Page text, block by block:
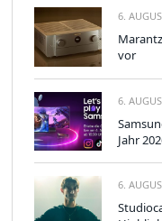
6.
vor
6.
Jahr
6.